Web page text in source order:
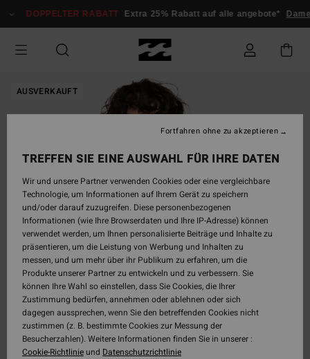
zur
springen
DOPPELTER RABATT Extra 25% Rabatt auf alle angebote*
AUSVERKAUFT
TREFFEN SIE EINE AUSWAHL FÜR IHRE DATEN
Wir und unsere Partner verwenden Cookies oder eine vergleichbare
Technologie, um Informationen auf Ihrem Gerät zu speichern
und/oder darauf zuzugreifen. Diese personenbezogenen
Informationen (wie Ihre Browserdaten und Ihre IP-Adresse) können
verwendet werden, um Ihnen personalisierte Beiträge und Inhalte zu
präsentieren, um die Leistung von Werbung und Inhalten zu
messen, und um mehr über ihr Publikum zu erfahren, um die
Produkte unserer Partner zu entwickeln und zu verbessern. Sie
können Ihre Wahl so einstellen, dass Sie Cookies, die Ihrer
Zustimmung bedürfen, annehmen oder ablehnen oder sich
dagegen aussprechen, wenn Sie den betreffenden Cookies nicht
zustimmen (z. B. bestimmte Cookies zur Messung der
Besucherzahlen). Weitere Informationen finden Sie in unserer :
Cookie-Richtlinieund Datenschutzrichtlinie
Fortfahren ohne zu akzeptieren